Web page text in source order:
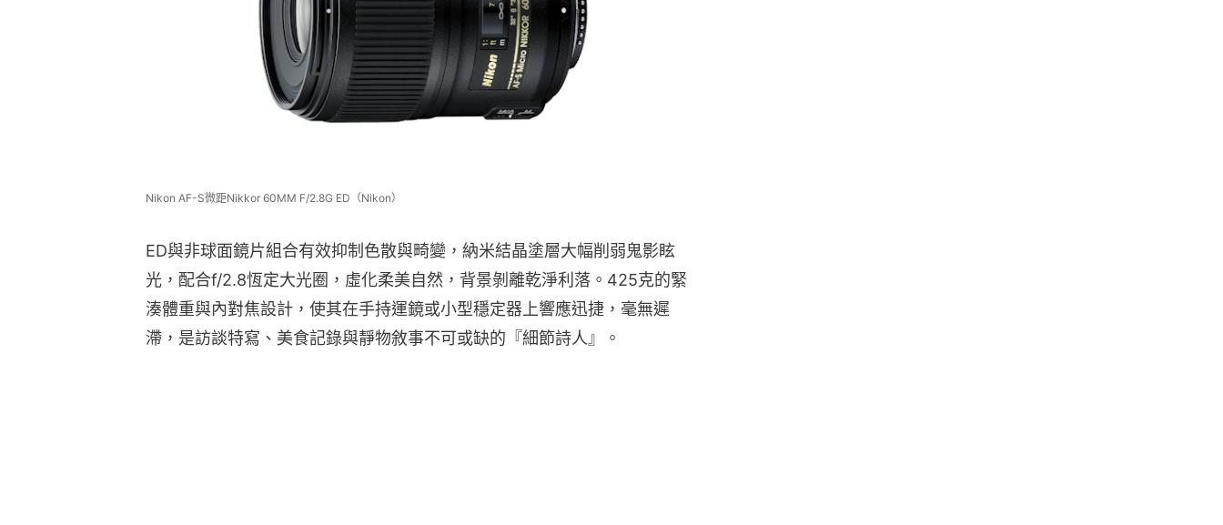
Nikon AF-S微距Nikkor 60MM F/2.8G ED（Nikon）
ED與非球面鏡片組合有效抑制色散與畸變，納米結晶塗層大幅削弱鬼影眩
光，配合f/2.8恆定大光圈，虛化柔美自然，背景剝離乾淨利落。425克的緊
湊體重與內對焦設計，使其在手持運鏡或小型穩定器上響應迅捷，毫無遲
滯，是訪談特寫、美食記錄與靜物敘事不可或缺的『細節詩人』。